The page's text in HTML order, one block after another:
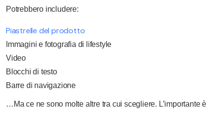
Potrebbero includere:
Piastrelle del prodotto
Immagini e fotografia di lifestyle
Video
Blocchi di testo
Barre di navigazione
…Ma ce ne sono molte altre tra cui scegliere. L’importante è